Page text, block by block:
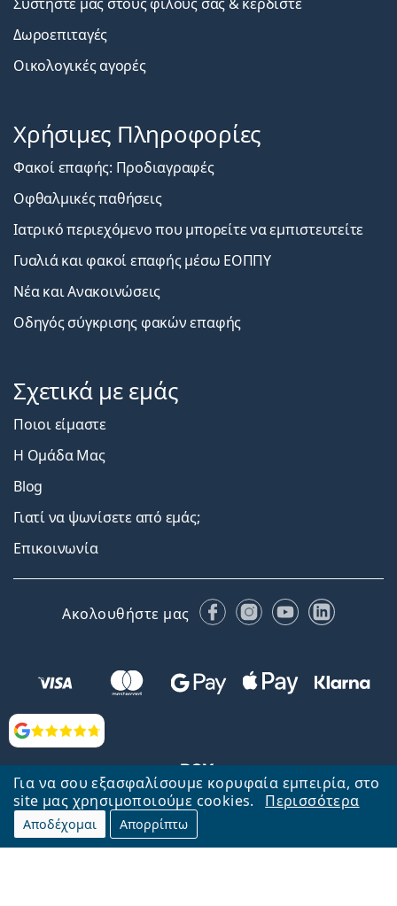
Για να σου εξασφαλίσουμε κορυφαία εμπειρία, στο
site μας χρησιμοποιούμε cookies.
Περισσότερα
Αποδέχομαι Απορρίπτω
Αξιολογήσεις
Δωροεπιταγές
Οικολογικές αγορές
Χρήσιμες Πληροφορίες
Φακοί επαφής: Προδιαγραφές
Οφθαλμικές παθήσεις
Ιατρικό περιεχόμενο που μπορείτε να εμπιστευτείτε
Γυαλιά και φακοί επαφής μέσω ΕΟΠΠΥ
Νέα και Ανακοινώσεις
Οδηγός σύγκρισης φακών επαφής
Σχετικά με εμάς
Ποιοι είμαστε
Η Ομάδα Μας
Blog
Γιατί να ψωνίσετε από εμάς;
Επικοινωνία
Ακολουθήστε μας FacebookInstagram
YouTubeLinkedIn
Επιστροφή στην αρχική σελίδα